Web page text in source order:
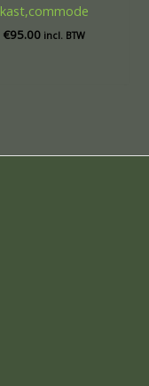
kast,commode
€95.00 incl. BTW